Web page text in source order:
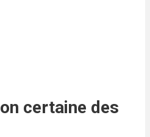
certaine des